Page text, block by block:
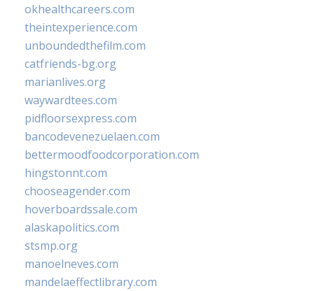
okhealthcareers.com
theintexperience.com
unboundedthefilm.com
catfriends-bg.org
marianlives.org
waywardtees.com
pidfloorsexpress.com
bancodevenezuelaen.com
bettermoodfoodcorporation.com
hingstonnt.com
chooseagender.com
hoverboardssale.com
alaskapolitics.com
stsmp.org
manoelneves.com
mandelaeffectlibrary.com